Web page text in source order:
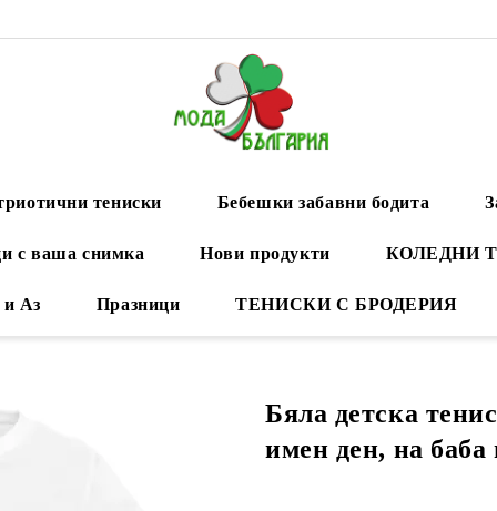
тениски Бебешки забавни бодита
с ваша снимка Нови продукти КОЛЕДНИ
Аз Празници ТЕНИСКИ С БРОДЕРИЯ
Бяла детска
имен ден, на баба